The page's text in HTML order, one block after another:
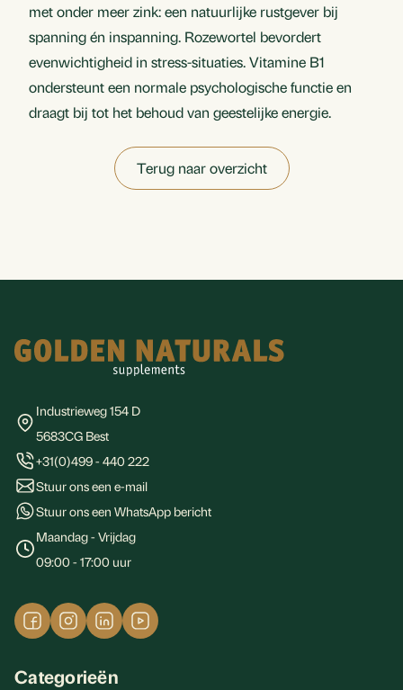
met onder meer zink: een natuurlijke rustgever bij
spanning én inspanning. Rozewortel bevordert
evenwichtigheid in stress-situaties. Vitamine B1
ondersteunt een normale psychologische functie en
draagt bij tot het behoud van geestelijke energie.
Terug naar overzicht
Industrieweg 154 D
5683CG Best
+31(0)499 - 440 222
Stuur ons een e-mail
Stuur ons een WhatsApp bericht
Maandag - Vrijdag
09:00 - 17:00 uur
Categorieën